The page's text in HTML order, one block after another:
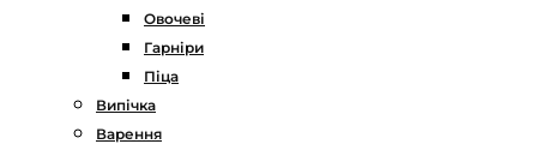
Овочеві
Гарніри
Піца
Випічка
Варення